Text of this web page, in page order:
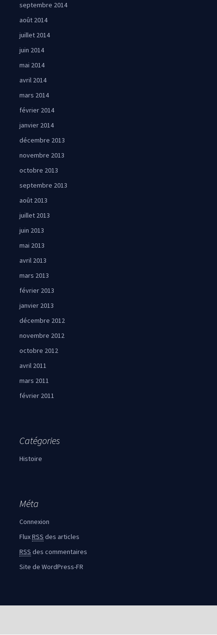
septembre 2014
août 2014
juillet 2014
juin 2014
mai 2014
avril 2014
mars 2014
février 2014
janvier 2014
décembre 2013
novembre 2013
octobre 2013
septembre 2013
août 2013
juillet 2013
juin 2013
mai 2013
avril 2013
mars 2013
février 2013
janvier 2013
décembre 2012
novembre 2012
octobre 2012
avril 2011
mars 2011
février 2011
Catégories
Histoire
Méta
Connexion
FluxRSS des articles
RSS des commentaires
Site de WordPress-FR